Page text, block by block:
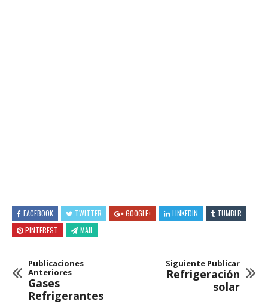
FACEBOOK TWITTER GOOGLE+ LINKEDIN
TUMBLR
PINTEREST
MAIL
Publicaciones
Anteriores
Gases
Refrigerantes
Siguiente Publicar
Refrigeración
solar